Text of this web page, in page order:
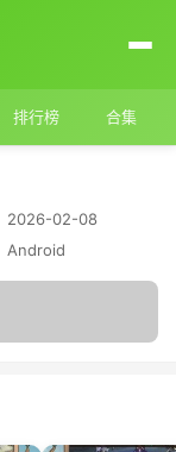
排行榜 合集
2026-02-08
Android